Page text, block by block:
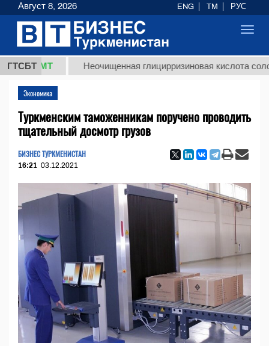
ГТСБТ
ТМТ Неочищенная глицирризиновая кислота
Экономика
Туркменским таможенникам поручено проводить
тщательный досмотр грузов
БИЗНЕС ТУРКМЕНИСТАН
16:21 03.12.2021
Август 8, 2026 ENG TM РУС